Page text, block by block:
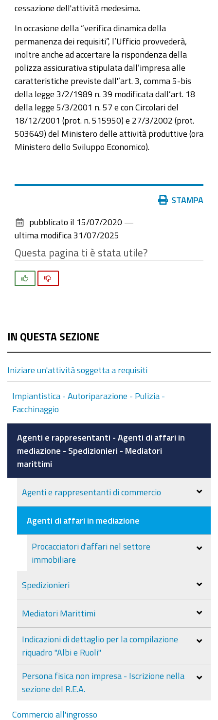
cessazione dell'attività medesima.
In occasione della “verifica dinamica della
permanenza dei requisiti”, l’Ufficio provvederà,
inoltre anche ad accertare la rispondenza della
polizza assicurativa stipulata dall’impresa alle
caratteristiche previste dall'’art. 3, comma 5-bis
della legge 3/2/1989 n. 39 modificata dall’art. 18
della legge 5/3/2001 n. 57 e con Circolari del
18/12/2001 (prot. n. 515950) e 27/3/2002 (prot.
503649) del Ministero delle attività produttive (ora
Ministero dello Sviluppo Economico).
documento
STAMPA
pubblicato il 15/07/2020 —
ultima modifica 31/07/2025
Questa pagina ti è stata utile?
IN QUESTA SEZIONE
Iniziare un'attività soggetta a requisiti
Impiantistica - Autoriparazione - Pulizia -
Facchinaggio
Agenti e rappresentanti - Agenti di affari in
mediazione - Spedizionieri - Mediatori
marittimi
Agenti e rappresentanti di commercio
Agenti di affari in mediazione
Procacciatori d'affari nel settore
immobiliare
Spedizionieri
Mediatori Marittimi
Indicazioni di dettaglio per la compilazione
riquadro "Albi e Ruoli"
Persona fisica non impresa - Iscrizione nella
sezione del R.E.A.
Commercio all'ingrosso